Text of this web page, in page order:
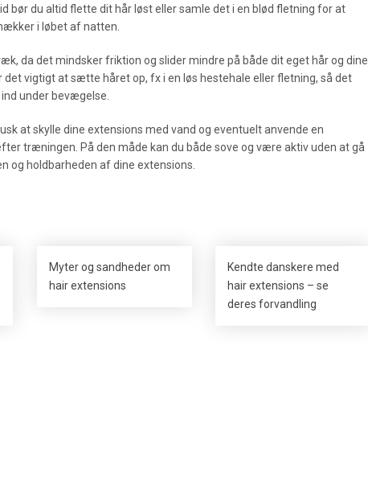
bør du altid flette dit hår løst eller samle det i en blød fletning for at
i løbet af natten.
da det mindsker friktion og slider mindre på både dit eget hår og dine
det vigtigt at sætte håret op, fx i en løs hestehale eller fletning, så det
under bevægelse.
at skylle dine extensions med vand og eventuelt anvende en
træningen. På den måde kan du både sove og være aktiv uden at gå
og holdbarheden af dine extensions.
Myter og sandheder om
hair extensions
Kendte danskere med
hair extensions – se
deres forvandling